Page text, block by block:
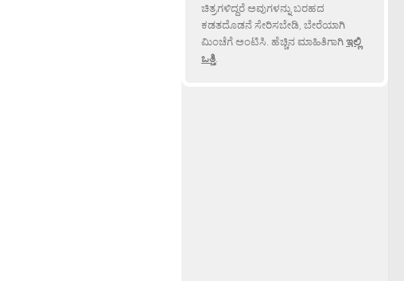
ಚಿತ್ರಗಳಿದ್ದರೆ ಅವುಗಳನ್ನು ಬರಹದ
ಕಡತದೊಡನೆ ಸೇರಿಸಬೇಡಿ, ಬೇರೆಯಾಗಿ
ಮಿಂಚೆಗೆ ಅಂಟಿಸಿ. ಹೆಚ್ಚಿನ ಮಾಹಿತಿಗಾಗಿಇಲ್ಲಿ
ಒತ್ತಿ.